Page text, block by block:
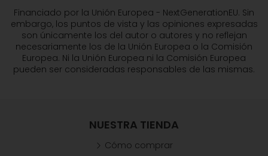
Financiado por la Unión Europea - NextGenerationEU. Sin
embargo, los puntos de vista y las opiniones expresadas
son únicamente los del autor o autores y no reflejan
necesariamente los de la Unión Europea o la Comisión
Europea. Ni la Unión Europea ni la Comisión Europea
pueden ser consideradas responsables de las mismas.
NUESTRA TIENDA
Cómo comprar